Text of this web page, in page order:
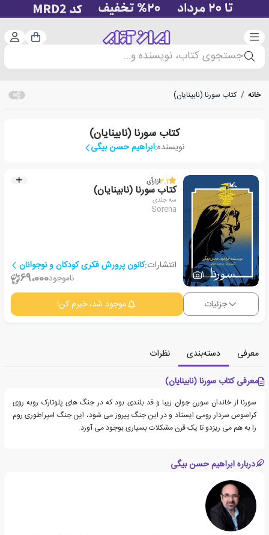
دسته‌بندی سبد
جستجوی کتاب، نویسنده و...
خانه / کتاب سورنا (نابینایان)
کتاب سورنا (نابینایان)
نویسنده:ابراهیم حسن بیگی
1
3.1از1رأی
کتاب سورنا (نابینایان)
سه جلدی
Sorena
انتشارات:کانون پرورش فکری کودکان و نوجوانان
ناموجود69،000
جزئیات موجود شد، خبرم کن!
معرفی دسته‌بندی
نظرات
معرفی کتاب سورنا (نابینایان)
سورنا از خاندان سورن جوان زیبا و قد بلندی بود که در جنگ های پلوتارک روبه روی
کراسوس سردار رومی ایستاد و در این جنگ پیروز می شود، این جنگ امپراطوری روم
را به هم می ریزدو تا یک قرن مشکلات بسیاری بوجود می آورد.
درباره ابراهیم حسن بیگی